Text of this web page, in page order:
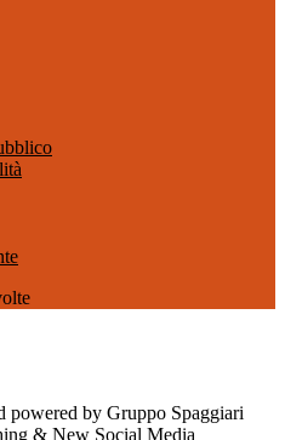
powered by Gruppo Spaggiari
& New Social Media